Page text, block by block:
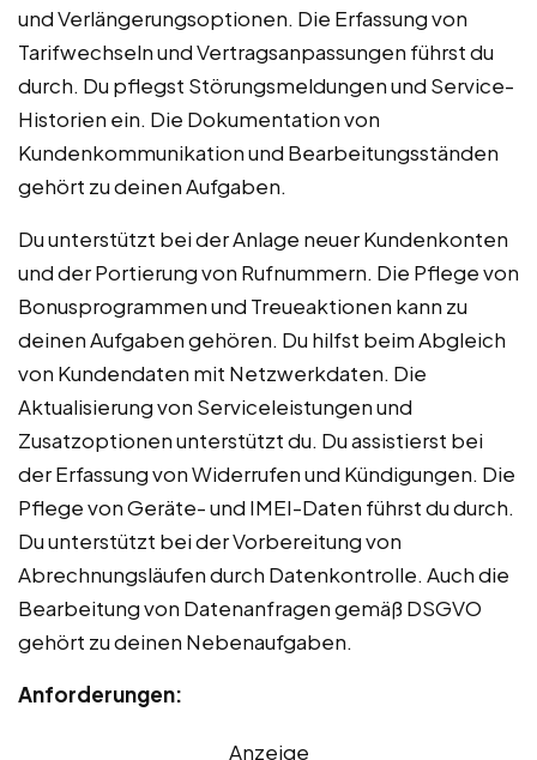
und Verlängerungsoptionen. Die Erfassung von
Tarifwechseln und Vertragsanpassungen führst du
durch. Du pflegst Störungsmeldungen und Service-
Historien ein. Die Dokumentation von
Kundenkommunikation und Bearbeitungsständen
gehört zu deinen Aufgaben.
Du unterstützt bei der Anlage neuer Kundenkonten
und der Portierung von Rufnummern. Die Pflege von
Bonusprogrammen und Treueaktionen kann zu
deinen Aufgaben gehören. Du hilfst beim Abgleich
von Kundendaten mit Netzwerkdaten. Die
Aktualisierung von Serviceleistungen und
Zusatzoptionen unterstützt du. Du assistierst bei
der Erfassung von Widerrufen und Kündigungen. Die
Pflege von Geräte- und IMEI-Daten führst du durch.
Du unterstützt bei der Vorbereitung von
Abrechnungsläufen durch Datenkontrolle. Auch die
Bearbeitung von Datenanfragen gemäß DSGVO
gehört zu deinen Nebenaufgaben.
Anforderungen:
Anzeige